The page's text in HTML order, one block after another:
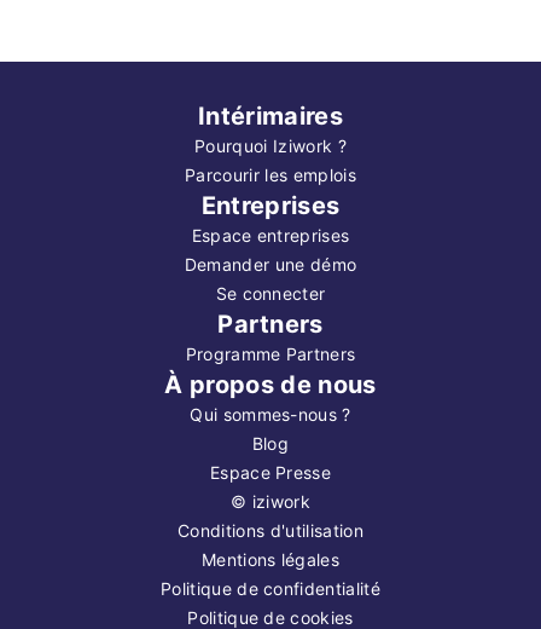
Intérimaires
Pourquoi Iziwork ?
Parcourir les emplois
Entreprises
Espace entreprises
Demander une démo
Se connecter
Partners
Programme Partners
À propos de nous
Qui sommes-nous ?
Blog
Espace Presse
© iziwork
Conditions d'utilisation
Mentions légales
Politique de confidentialité
Politique de cookies